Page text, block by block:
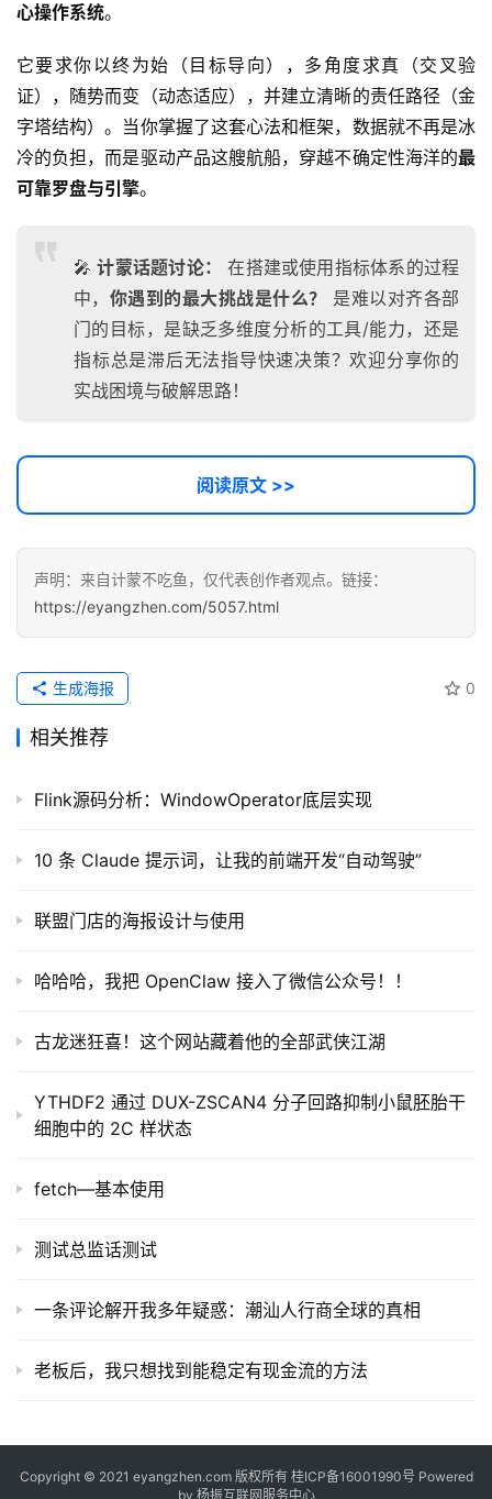
心操作系统。
它要求你以终为始（目标导向），多角度求真（交叉验
证），随势而变（动态适应），并建立清晰的责任路径（金
字塔结构）。当你掌握了这套心法和框架，数据就不再是冰
冷的负担，而是驱动产品这艘航船，穿越不确定性海洋的最
可靠罗盘与引擎。
🎤计蒙话题讨论：
在搭建或使用指标体系的过程
中， 你遇到的最大挑战是什么？
是难以对齐各部
门的目标，是缺乏多维度分析的工具/能力，还是
指标总是滞后无法指导快速决策？欢迎分享你的
实战困境与破解思路！
阅读原文 >>
声明：来自计蒙不吃鱼，仅代表创作者观点。链接：
https://eyangzhen.com/5057.html
0
生成海报
相关推荐
Flink源码分析：WindowOperator底层实现
10 条 Claude 提示词，让我的前端开发“自动驾驶”
联盟门店的海报设计与使用
哈哈哈，我把 OpenClaw 接入了微信公众号！！
古龙迷狂喜！这个网站藏着他的全部武侠江湖
YTHDF2 通过 DUX-ZSCAN4 分子回路抑制小鼠胚胎干
细胞中的 2C 样状态
fetch—基本使用
测试总监话测试
一条评论解开我多年疑惑：潮汕人行商全球的真相
老板后，我只想找到能稳定有现金流的方法
Copyright © 2021 eyangzhen.com 版权所有 桂ICP备16001990号 Powered
by 杨振互联网服务中心